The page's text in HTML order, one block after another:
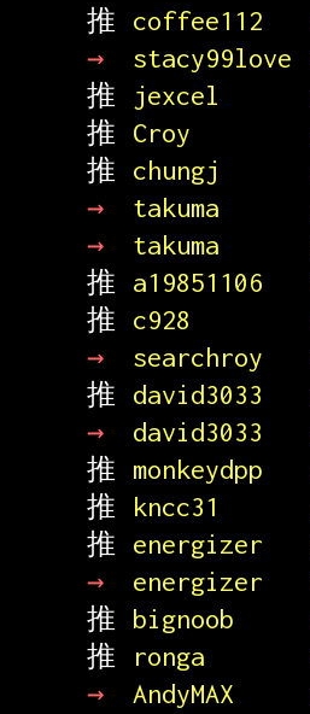
推
coffee112
→
stacy99love
推
jexcel
推
Croy
推
chungj
→
takuma
→
takuma
推
a19851106
推
c928
→
searchroy
推
david3033
→
david3033
推
monkeydpp
推
kncc31
推
energizer
→
energizer
推
bignoob
推
ronga
→
AndyMAX